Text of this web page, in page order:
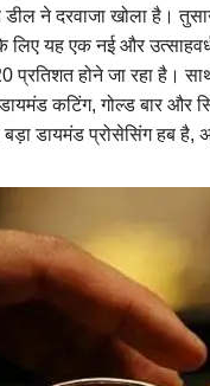
ने दरवाजा खोला है।
लिए यह एक नई और
होने जा रहा है। साथ
कटिंग, गोल्ड बार और
बड़ा डायमंड प्रोसेसिंग हब